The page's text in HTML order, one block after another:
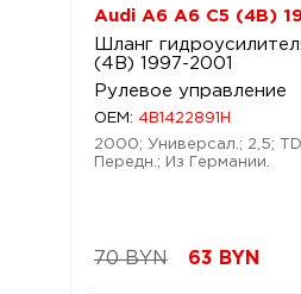
Audi A6 A6 C5 (4B)
Шланг
(4B) 1997-2001
Рулевое управление
OEM: 4B1422891H
2000; Универсал.; 2,5;
Передн.; Из Германии.
70 BYN 63 BYN